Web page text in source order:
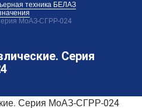
техника БЕЛАЗ
МоАЗ-СГРР-024
Серия